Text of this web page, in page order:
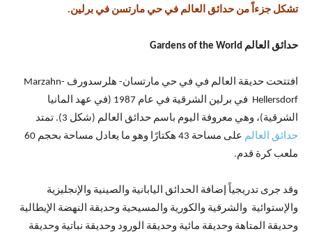
تشكل جزءاً من حدائق العالم في حي مارتسن في برلين.
حدائق العالم Gardens of the World
افتتحت حديقة العالم في في حي مارتسان- هلرسدورف Marzahn-
Hellersdorf في برلين الشرقية في عام 1987 (في عهد المانيا
الشرقية)، وهي معروفة اليوم باسم حدائق العالم (شكل 3). تمتد
حدائق العالم
على مساحة 43 هكتارًا وهو ما يعادل مساحة بحجم 60
ملعب كرة قدم.
وقد جرى تدريجياً إضافة الحدائق اليابانية والصينية والإنجليزية
والإستوائية والشرقية والكورية والمسيحية وحديقة النهضة الإيطالية
وحديقة المتاهة وحديقة مائية وحديقة الورود وحديقة نباتية وحديقة